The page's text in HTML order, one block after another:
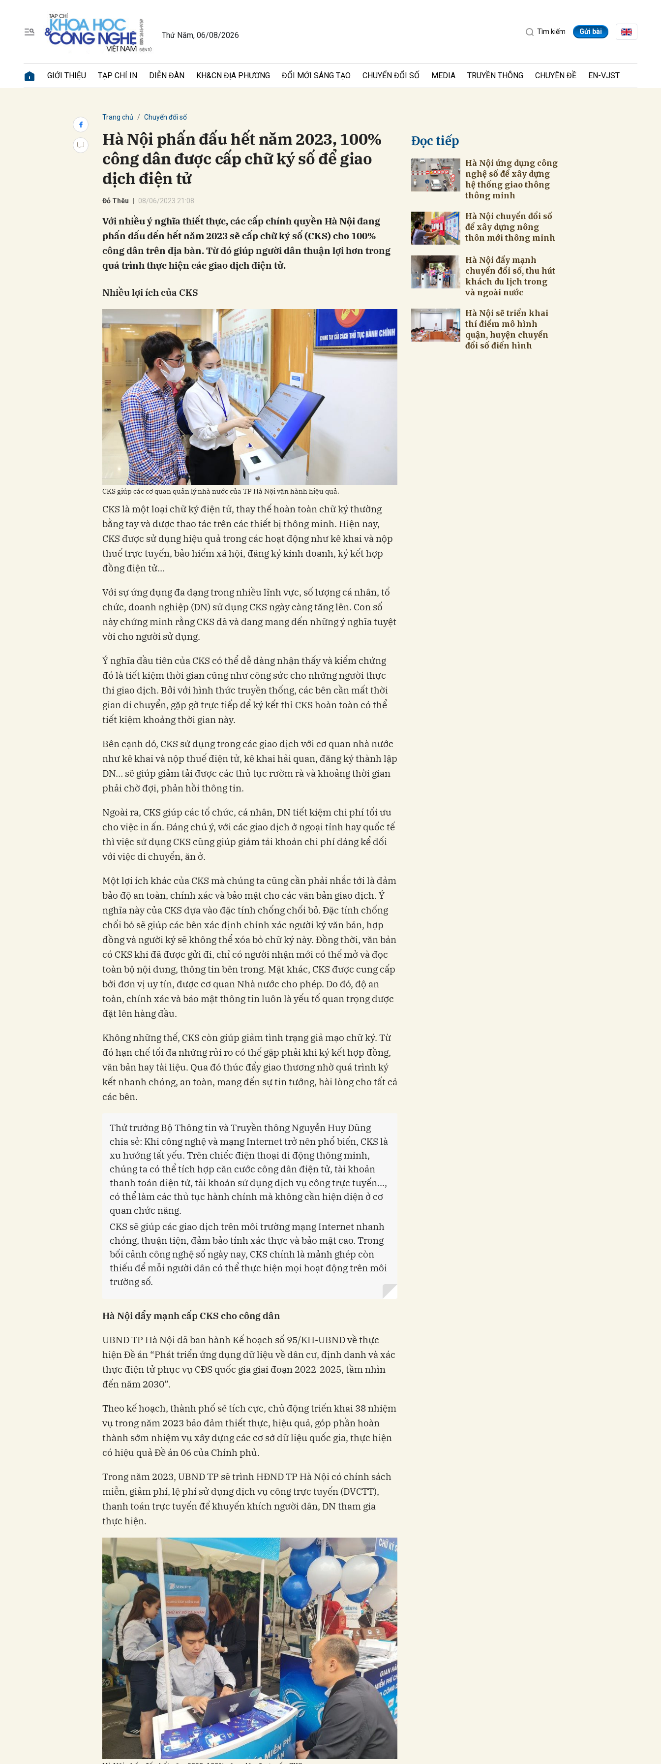
Thứ Năm, 06/08/2026 Tìm kiếm Gửi bài
GIỚI THIỆU TẠP CHÍ IN DIỄN ĐÀN KH&CN ĐỊA PHƯƠNG ĐỔI MỚI SÁNG TẠO CHUYỂN ĐỔI SỐ MEDIA TRUYỀN THÔNG CHUYÊN ĐỀ EN-VJST
Trang chủ Chuyển đổi số
Hà Nội phấn đấu hết năm 2023, 100%
công dân được cấp chữ ký số để giao
dịch điện tử
Đỗ Thêu 08/06/2023 21:08
Với nhiều ý nghĩa thiết thực, các cấp chính quyền Hà Nội đang
phấn đấu đến hết năm 2023 sẽ cấp chữ ký số (CKS) cho 100%
công dân trên địa bàn. Từ đó giúp người dân thuận lợi hơn trong
quá trình thực hiện các giao dịch điện tử.
Nhiều lợi ích của CKS
CKS giúp các cơ quan quản lý nhà nước của TP Hà Nội vận hành hiệu quả.
CKS là một loại chữ ký điện tử, thay thế hoàn toàn chữ ký thường
bằng tay và được thao tác trên các thiết bị thông minh. Hiện nay,
CKS được sử dụng hiệu quả trong các hoạt động như kê khai và nộp
thuế trực tuyến, bảo hiểm xã hội, đăng ký kinh doanh, ký kết hợp
đồng điện tử…
Với sự ứng dụng đa dạng trong nhiều lĩnh vực, số lượng cá nhân, tổ
chức, doanh nghiệp (DN) sử dụng CKS ngày càng tăng lên. Con số
này chứng minh rằng CKS đã và đang mang đến những ý nghĩa tuyệt
vời cho người sử dụng.
Ý nghĩa đầu tiên của CKS có thể dễ dàng nhận thấy và kiểm chứng
đó là tiết kiệm thời gian cũng như công sức cho những người thực
thi giao dịch. Bởi với hình thức truyền thống, các bên cần mất thời
gian di chuyển, gặp gỡ trực tiếp để ký kết thì CKS hoàn toàn có thể
tiết kiệm khoảng thời gian này.
Bên cạnh đó, CKS sử dụng trong các giao dịch với cơ quan nhà nước
như kê khai và nộp thuế điện tử, kê khai hải quan, đăng ký thành lập
DN… sẽ giúp giảm tải được các thủ tục rườm rà và khoảng thời gian
phải chờ đợi, phản hồi thông tin.
Ngoài ra, CKS giúp các tổ chức, cá nhân, DN tiết kiệm chi phí tối ưu
cho việc in ấn. Đáng chú ý, với các giao dịch ở ngoại tỉnh hay quốc tế
thì việc sử dụng CKS cũng giúp giảm tải khoản chi phí đáng kể đối
với việc di chuyển, ăn ở.
Một lợi ích khác của CKS mà chúng ta cũng cần phải nhắc tới là đảm
bảo độ an toàn, chính xác và bảo mật cho các văn bản giao dịch. Ý
nghĩa này của CKS dựa vào đặc tính chống chối bỏ. Đặc tính chống
chối bỏ sẽ giúp các bên xác định chính xác người ký văn bản, hợp
đồng và người ký sẽ không thể xóa bỏ chữ ký này. Đồng thời, văn bản
có CKS khi đã được gửi đi, chỉ có người nhận mới có thể mở và đọc
toàn bộ nội dung, thông tin bên trong. Mặt khác, CKS được cung cấp
bởi đơn vị uy tín, được cơ quan Nhà nước cho phép. Do đó, độ an
toàn, chính xác và bảo mật thông tin luôn là yếu tố quan trọng được
đặt lên hàng đầu.
Không những thế, CKS còn giúp giảm tình trạng giả mạo chữ ký. Từ
đó hạn chế tối đa những rủi ro có thể gặp phải khi ký kết hợp đồng,
văn bản hay tài liệu. Qua đó thúc đẩy giao thương nhờ quá trình ký
kết nhanh chóng, an toàn, mang đến sự tin tưởng, hài lòng cho tất cả
các bên.
Thứ trưởng Bộ Thông tin và Truyền thông Nguyễn Huy Dũng
chia sẻ: Khi công nghệ và mạng Internet trở nên phổ biến, CKS là
xu hướng tất yếu. Trên chiếc điện thoại di động thông minh,
chúng ta có thể tích hợp căn cước công dân điện tử, tài khoản
thanh toán điện tử, tài khoản sử dụng dịch vụ công trực tuyến...,
có thể làm các thủ tục hành chính mà không cần hiện diện ở cơ
quan chức năng.
CKS sẽ giúp các giao dịch trên môi trường mạng Internet nhanh
chóng, thuận tiện, đảm bảo tính xác thực và bảo mật cao. Trong
bối cảnh công nghệ số ngày nay, CKS chính là mảnh ghép còn
thiếu để mỗi người dân có thể thực hiện mọi hoạt động trên môi
trường số.
Hà Nội đẩy mạnh cấp CKS cho công dân
UBND TP Hà Nội đã ban hành Kế hoạch số 95/KH-UBND về thực
hiện Đề án “Phát triển ứng dụng dữ liệu về dân cư, định danh và xác
thực điện tử phục vụ CĐS quốc gia giai đoạn 2022-2025, tầm nhìn
đến năm 2030”.
Theo kế hoạch, thành phố sẽ tích cực, chủ động triển khai 38 nhiệm
vụ trong năm 2023 bảo đảm thiết thực, hiệu quả, góp phần hoàn
thành sớm nhiệm vụ xây dựng các cơ sở dữ liệu quốc gia, thực hiện
có hiệu quả Đề án 06 của Chính phủ.
Trong năm 2023, UBND TP sẽ trình HĐND TP Hà Nội có chính sách
miễn, giảm phí, lệ phí sử dụng dịch vụ công trực tuyến (DVCTT),
thanh toán trực tuyến để khuyến khích người dân, DN tham gia
thực hiện.
Đọc tiếp
Hà Nội ứng dụng công
nghệ số để xây dựng
hệ thống giao thông
thông minh
Hà Nội chuyển đổi số
để xây dựng nông
thôn mới thông minh
Hà Nội đẩy mạnh
chuyển đổi số, thu hút
khách du lịch trong
và ngoài nước
Hà Nội sẽ triển khai
thí điểm mô hình
quận, huyện chuyển
đổi số điển hình
Gửi